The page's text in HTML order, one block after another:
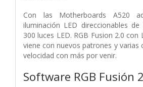
Con las Motherboards A520
iluminación LED direccionables
300 luces LED. RGB Fusion 2.0 con
viene con nuevos patrones y varias
velocidad con más por venir.
Software RGB Fusión